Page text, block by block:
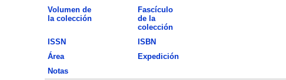
Volumen de
la colección
Fascículo
de la
colección
ISSN ISBN
Área
Expedición
Notas